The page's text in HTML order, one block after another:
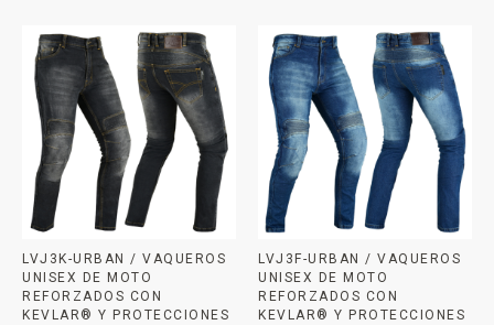
LVJ3K-URBAN / VAQUEROS
UNISEX DE MOTO
REFORZADOS CON
KEVLAR® Y PROTECCIONES
LVJ3F-URBAN / VAQUEROS
UNISEX DE MOTO
REFORZADOS CON
KEVLAR® Y PROTECCIONES